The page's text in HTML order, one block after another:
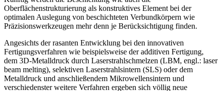
Oberflächenstrukturierung als konstruktives Element bei der
optimalen Auslegung von beschichteten Verbundkörpern wie
Präzisionswerkzeugen mehr denn je Berücksichtigung finden.
Angesichts der rasanten Entwicklung bei den innovativen
Fertigungsverfahren wie beispielsweise der additiven Fertigung,
dem 3D-Metalldruck durch Laserstrahlschmelzen (LBM, engl.: laser
beam melting), selektiven Laserstrahlsintern (SLS) oder dem
Metalldruck und anschließendem Mikrowellensintern und
verschiedenster weitere Verfahren ergeben sich völlig neue